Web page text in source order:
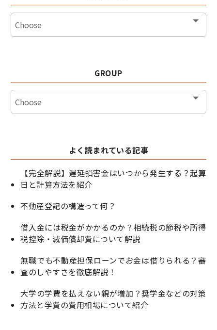
GROUP
よく読まれている記事
【完全解説】遅延損害金はいつから発生する？起算
日と計算方法を紹介
不動産登記の構造って何？
借入金には税金がかかるのか？相続税の節税や所得
税控除・減価償却費について解説
無職でも不動産担保ローンでお金は借りられる？審
査のしやすさを徹底解説！
大学の学費を払えない親が増加？奨学金などの対策
方法と学費の費用相場について紹介